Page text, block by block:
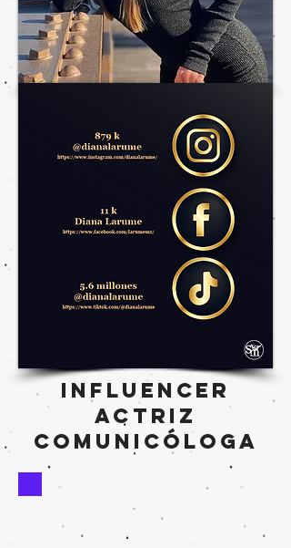
INFLUENCER
actriz
comunicóloga